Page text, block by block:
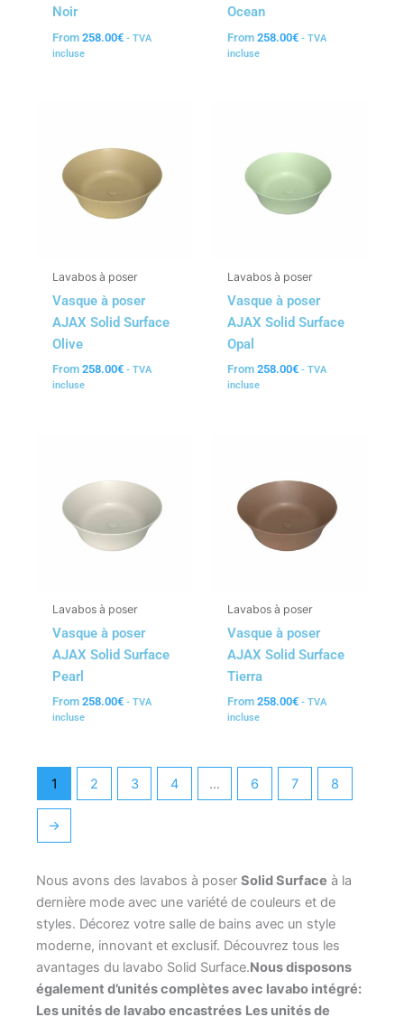
Noir
From 258.00€ - TVA
incluse
Ocean
From 258.00€ - TVA
incluse
Lavabos à poser
Vasque à poser
AJAX Solid Surface
Olive
From 258.00€ - TVA
incluse
Lavabos à poser
Vasque à poser
AJAX Solid Surface
Opal
From 258.00€ - TVA
incluse
Lavabos à poser
Vasque à poser
AJAX Solid Surface
Pearl
From 258.00€ - TVA
incluse
Lavabos à poser
Vasque à poser
AJAX Solid Surface
Tierra
From 258.00€ - TVA
incluse
1 2 3 4 … 6 7 8
→
Nous avons des lavabos à poser Solid Surface à la
dernière mode avec une variété de couleurs et de
styles. Décorez votre salle de bains avec un style
moderne, innovant et exclusif. Découvrez tous les
avantages du lavabo Solid Surface.Nous disposons
également d’unités complètes avec lavabo intégré:
Les unités de lavabo encastrées Les unités de